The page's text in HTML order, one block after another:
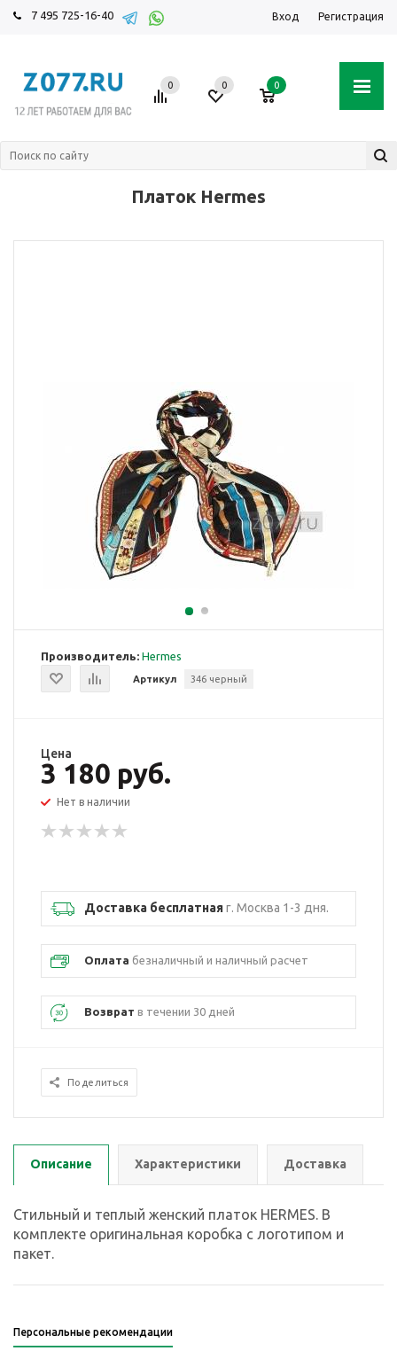
7 495 725-16-40 Вход Регистрация
0 0 0
Платок Hermes
Производитель: Hermes
Артикул 346 черный
Цена
3 180 руб.
Нет в наличии
Доставка бесплатнаяг. Москва 1-3 дня.
Оплата безналичный и наличный расчет
Возврат в течении 30 дней
Поделиться
Описание Характеристики Доставка
Стильный и теплый женский платок HERMES. В
комплекте оригинальная коробка с логотипом и
пакет.
Персональные рекомендации